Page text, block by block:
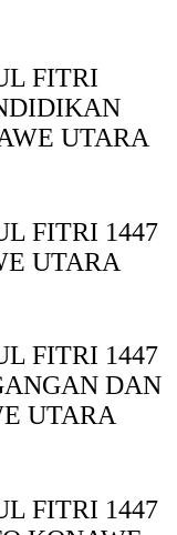
FITRI
UTARA
FITRI 1447
UTARA
FITRI 1447
DAN
UTARA
FITRI 1447